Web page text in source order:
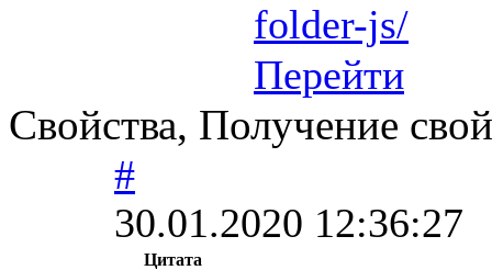
folder-js/
Перейти
Свойства, Получение
#
30.01.2020 12:36:27
Цитата